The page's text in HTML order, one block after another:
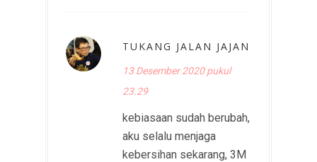
TUKANG JALAN JAJAN
13 Desember 2020 pukul
23.29
kebiasaan sudah berubah,
aku selalu menjaga
kebersihan sekarang, 3M